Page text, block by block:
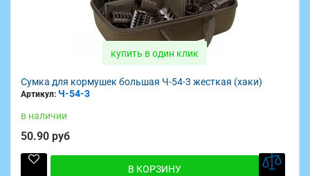
купить в один клик
Сумка для кормушек большая Ч-54-3 жесткая (хаки)
Артикул: Ч-54-3
в наличии
50.90 руб
В КОРЗИНУ